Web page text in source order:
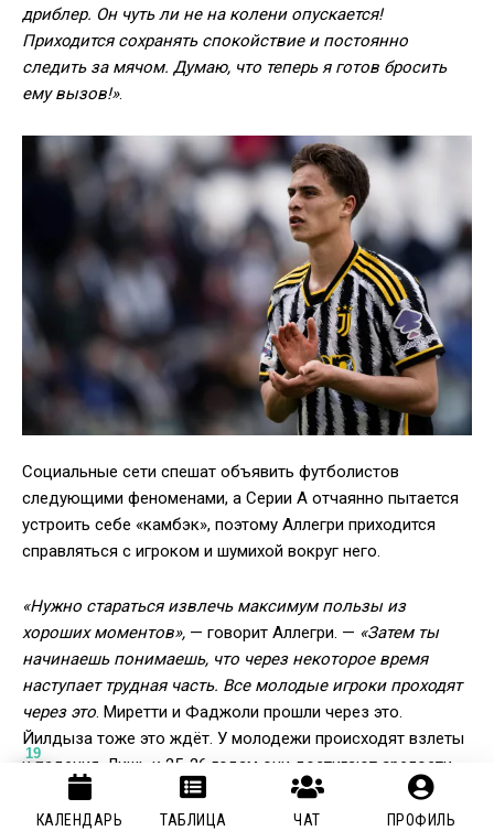
дриблер. Он чуть ли не на колени опускается!
Приходится сохранять спокойствие и постоянно
следить за мячом. Думаю, что теперь я готов бросить
ему вызов!».
Социальные сети спешат объявить футболистов
следующими феноменами, а Серии А отчаянно пытается
устроить себе «камбэк», поэтому Аллегри приходится
справляться с игроком и шумихой вокруг него.
«Нужно стараться извлечь максимум пользы из
хороших моментов», — говорит Аллегри. — «Затем ты
начинаешь понимаешь, что через некоторое время
наступает трудная часть. Все молодые игроки проходят
через это. Миретти и Фаджоли прошли через это.
Йилдыза тоже это ждёт. У молодежи происходят взлеты
и падения. Лишь к 25-26 годам они достигают зрелости.
Тот, у кого более сильный характер, приходит к этому
быстрее.
19
КАЛЕНДАРЬ ТАБЛИЦА ЧАТ ПРОФИЛЬ